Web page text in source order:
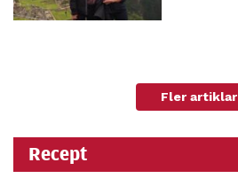
Fler artiklar
Recept